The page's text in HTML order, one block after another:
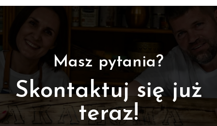
Masz pytania?
Skontaktuj się już
teraz!